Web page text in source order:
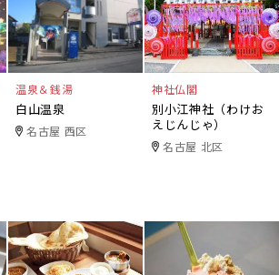
温泉＆銭湯
白山温泉
名古屋 西区
神社仏閣
別小江神社（わけお
えじんじゃ）
名古屋 北区